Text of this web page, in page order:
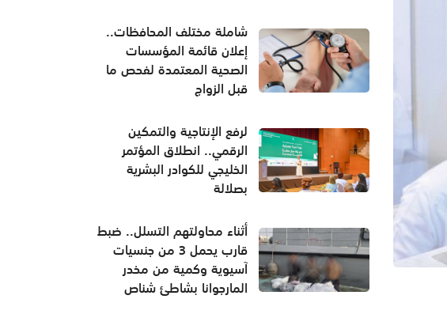
شاملة مختلف المحافظات..
إعلان قائمة المؤسسات
الصحية المعتمدة لفحص ما
قبل الزواج
لرفع الإنتاجية والتمكين
الرقمي.. انطلاق المؤتمر
الخليجي للكوادر البشرية
بصلالة
أثناء محاولتهم التسلل.. ضبط
قارب يحمل 3 من جنسيات
آسيوية وكمية من مخدر
المارجوانا بشاطئ شناص